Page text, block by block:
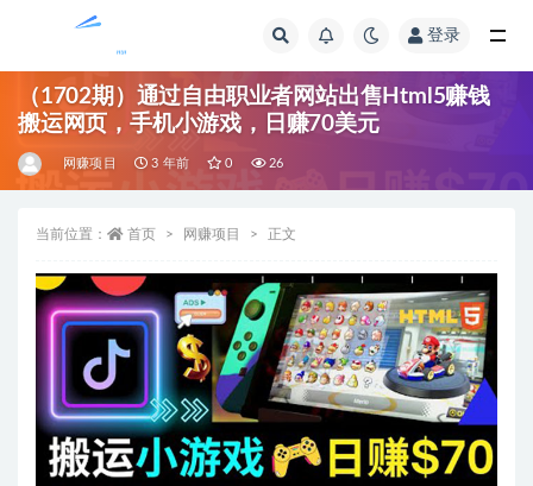
登录
（1702期）通过自由职业者网站出售Html5赚钱
搬运网页，手机小游戏，日赚70美元
网赚项目 3 年前 0 26
当前位置： 首页 网赚项目 正文